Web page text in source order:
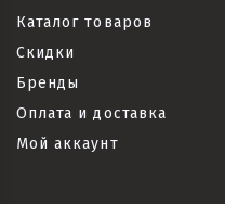
Каталог товаров
Скидки
Бренды
Оплата и доставка
Мой аккаунт